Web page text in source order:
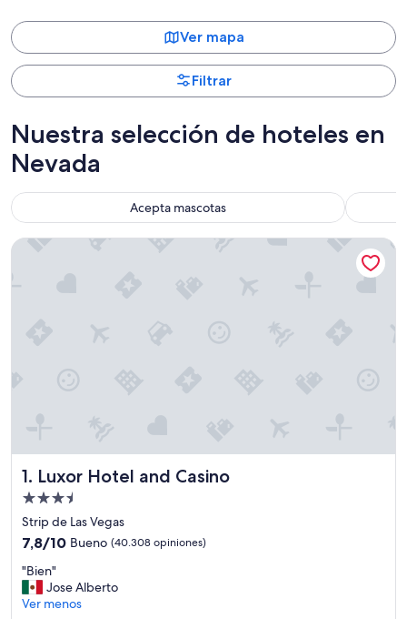
Ver mapa
Filtrar
Nuestra selección de hoteles en
Nevada
Acepta mascotas
1. Luxor Hotel and Casino
Luxor Hotel and Casino
Propiedad
de
3.5
Strip de Las Vegas
7.8
10,
Bueno,
(40.308
7,8/10 Bueno (40.308 opiniones)
"
B
i
"Bien"
Jose Alberto
Ver menos
Luxor Hotel and Casino